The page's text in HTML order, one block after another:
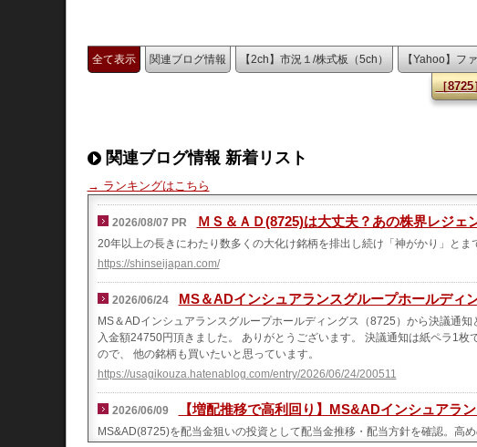
全て表示 関連ブログ情報 【2ch】市況１/株式板（5ch） 【Yahoo】フ
［8725
関連ブログ情報 新着リスト
→ ランキングはこちら
2026/08/07 PR ＭＳ＆ＡＤ(8725)は大丈夫？あの株界レジ
20年以上の長きにわたり数多くの大化け銘柄を排出し続け「神がかり」と
https://shinseijapan.com/
2026/06/24 MS＆ADインシュアランスグループホールディ
MS＆ADインシュアランスグループホールディングス（8725）から決議通
入金額24750円頂きました。 ありがとうございます。 決議通知は紙ペラ1
ので、 他の銘柄も買いたいと思っています。
https://usagikouza.hatenablog.com/entry/2026/06/24/200511
2026/06/09 【増配推移で高利回り】MS&ADインシュアラ
MS&AD(8725)を配当金狙いの投資として配当金推移・配当方針を確認。高